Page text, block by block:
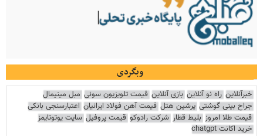
وبگردی
خبرآنلاین راه نو آنلاین بازی آنلاین قیمت تلویزیون سونی مبل مینیمال
جراح بینی گوشتی پرشین هتل قیمت آهن فولاد ایرانیان اعتبارسنجی بانکی
قیمت طلا امروز بلیط قطار شرکت رادوکو قیمت پروفیل سایت یوتوتایمز
خرید اکانت chatgpt